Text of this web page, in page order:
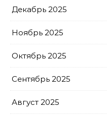
Декабрь 2025
Ноябрь 2025
Октябрь 2025
Сентябрь 2025
Август 2025